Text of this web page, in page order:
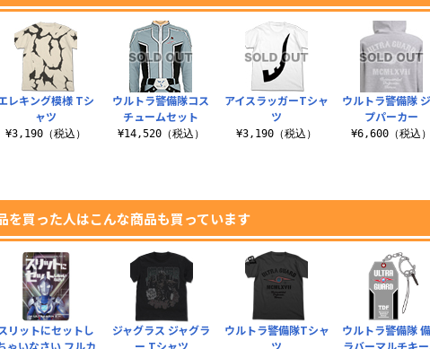
アイスラッガーTシャ
ツ
¥3,190（税込）
ウルトラ警備隊
プパーカー
¥6,600（税込）
レキング模様 Tシ
ャツ
¥3,190（税込）
ウルトラ警備隊コス
チュームセット
¥14,520（税込）
を買った人はこんな商品も買っています
ウルトラ警備隊Tシャ
ウルトラ警備隊
スリットにセットし
ジャグラス ジャグラ